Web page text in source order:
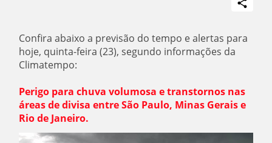
Confira abaixo a previsão do tempo e alertas para
hoje, quinta-feira (23), segundo informações da
Climatempo:
Perigo para chuva volumosa e transtornos nas
áreas de divisa entre São Paulo, Minas Gerais e
Rio de Janeiro.